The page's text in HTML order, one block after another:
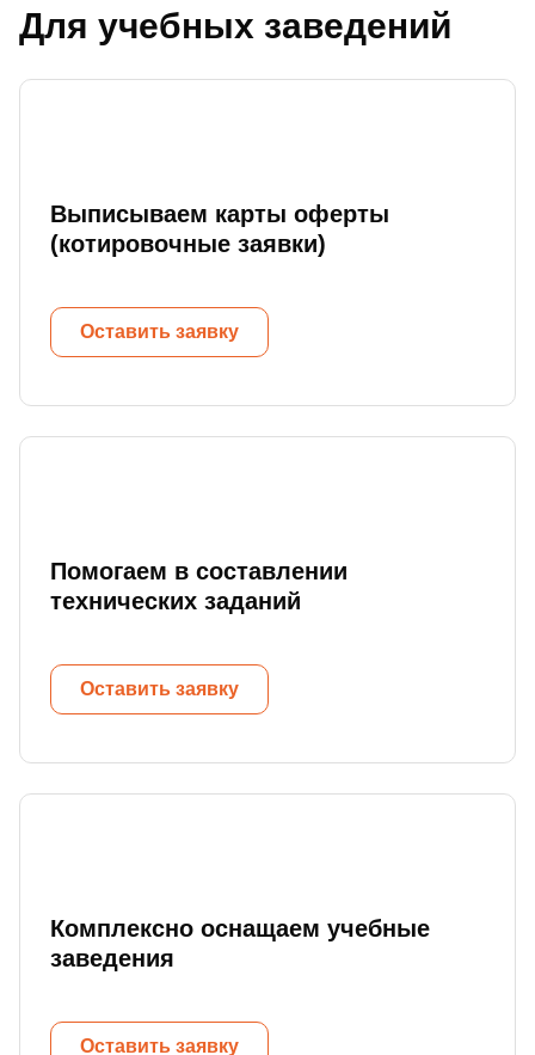
Для учебных заведений
Выписываем карты оферты
(котировочные заявки)
Оставить заявку
Помогаем в составлении
технических заданий
Оставить заявку
Комплексно оснащаем учебные
заведения
Оставить заявку